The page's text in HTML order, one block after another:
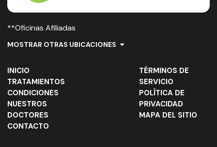
**Oficinas Afiliadas
MOSTRAR OTRAS UBICACIONES
INICIO
TRATAMIENTOS
CONDICIONES
NUESTROS
DOCTORES
CONTACTO
TÉRMINOS DE
SERVICIO
POLÍTICA DE
PRIVACIDAD
MAPA DEL SITIO